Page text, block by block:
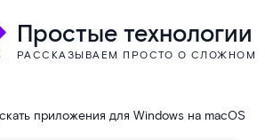
Простые технологии
РАССКАЗЫВАЕМ ПРОСТО О СЛОЖНОМ
приложения для Windows на macOS